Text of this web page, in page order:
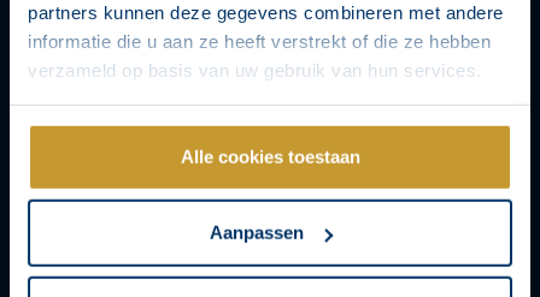
partners kunnen deze gegevens combineren met andere
informatie die u aan ze heeft verstrekt of die ze hebben
verzameld op basis van uw gebruik van hun services.
Alle cookies toestaan
Aanpassen
WhatsApp